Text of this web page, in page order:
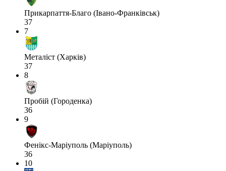
Прикарпаття-Благо (Івано-Франківськ)
37
7
Металіст (Харків)
37
8
Пробій (Городенка)
36
9
Фенікс-Маріуполь (Маріуполь)
36
10